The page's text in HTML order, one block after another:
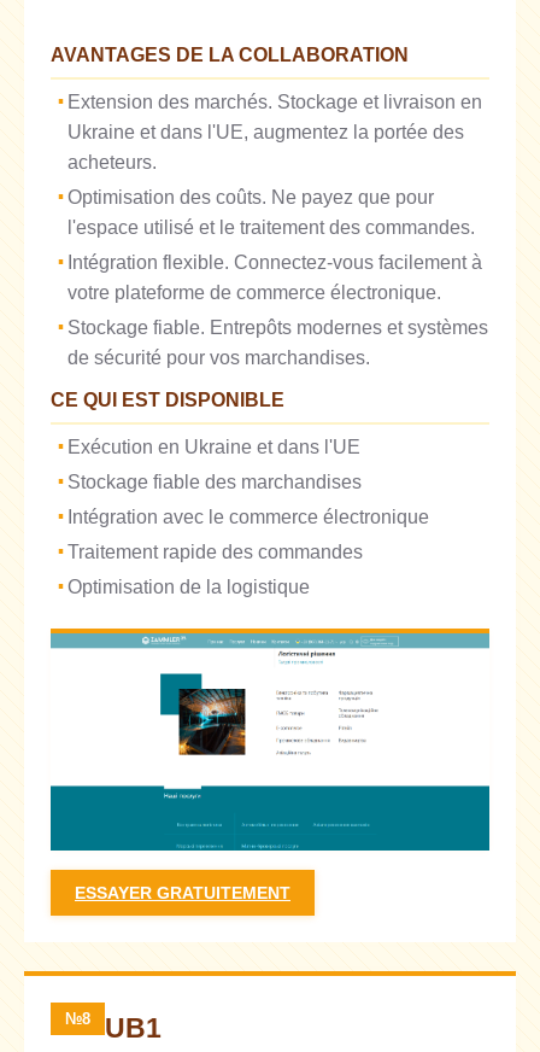
AVANTAGES DE LA COLLABORATION
Extension des marchés. Stockage et livraison en
Ukraine et dans l'UE, augmentez la portée des
acheteurs.
Optimisation des coûts. Ne payez que pour
l'espace utilisé et le traitement des commandes.
Intégration flexible. Connectez-vous facilement à
votre plateforme de commerce électronique.
Stockage fiable. Entrepôts modernes et systèmes
de sécurité pour vos marchandises.
CE QUI EST DISPONIBLE
Exécution en Ukraine et dans l'UE
Stockage fiable des marchandises
Intégration avec le commerce électronique
Traitement rapide des commandes
Optimisation de la logistique
ESSAYER GRATUITEMENT
№8 UB1